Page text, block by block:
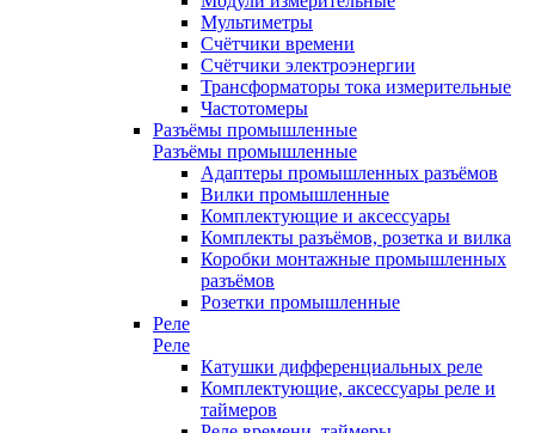
Мультиметры
Счётчики времени
Счётчики электроэнергии
Трансформаторы тока измерительные
Частотомеры
Разъёмы промышленные
Разъёмы промышленные
Адаптеры промышленных разъёмов
Вилки промышленные
Комплектующие и аксессуары
Комплекты разъёмов, розетка и вилка
Коробки монтажные промышленных
разъёмов
Розетки промышленные
Реле
Реле
Катушки дифференциальных реле
Комплектующие, аксессуары реле и
таймеров